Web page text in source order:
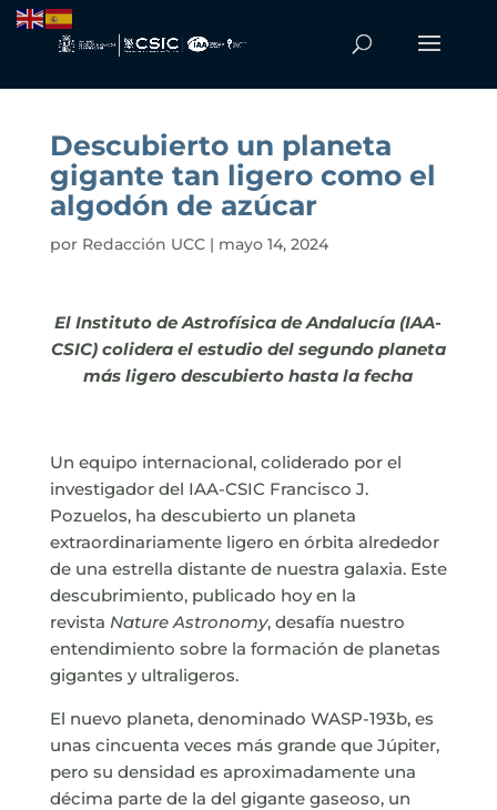
Descubierto un planeta
gigante tan ligero como el
algodón de azúcar
por Redacción UCC| mayo 14, 2024
El Instituto de Astrofísica de Andalucía (IAA-
CSIC) colidera el estudio del segundo planeta
más ligero descubierto hasta la fecha
Un equipo internacional, coliderado por el
investigador del IAA-CSIC Francisco J.
Pozuelos, ha descubierto un planeta
extraordinariamente ligero en órbita alrededor
de una estrella distante de nuestra galaxia. Este
descubrimiento, publicado hoy en la
revista Nature Astronomy, desafía nuestro
entendimiento sobre la formación de planetas
gigantes y ultraligeros.
El nuevo planeta, denominado WASP-193b, es
unas cincuenta veces más grande que Júpiter,
pero su densidad es aproximadamente una
décima parte de la del gigante gaseoso, un